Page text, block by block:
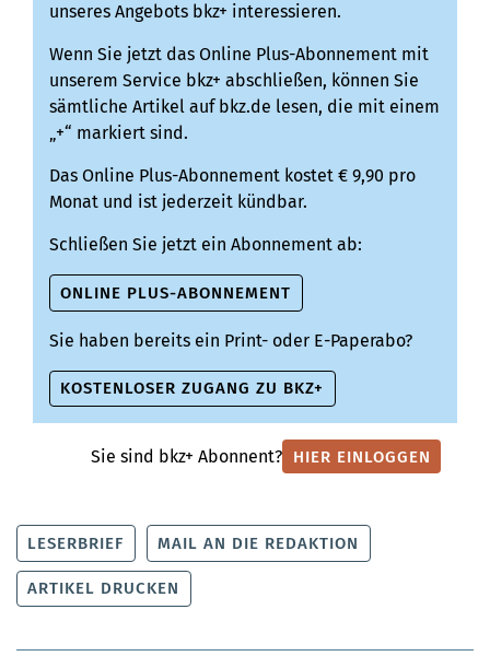
unseres Angebots bkz+ interessieren.
Wenn Sie jetzt das Online Plus-Abonnement mit
unserem Service bkz+ abschließen, können Sie
sämtliche Artikel auf bkz.de lesen, die mit einem
„+“ markiert sind.
Das Online Plus-Abonnement kostet € 9,90 pro
Monat und ist jederzeit kündbar.
Schließen Sie jetzt ein Abonnement ab:
ONLINE PLUS-ABONNEMENT
Sie haben bereits ein Print- oder E-Paperabo?
KOSTENLOSER ZUGANG ZU BKZ+
Sie sind bkz+ Abonnent? HIER EINLOGGEN
LESERBRIEF MAIL AN DIE REDAKTION
ARTIKEL DRUCKEN